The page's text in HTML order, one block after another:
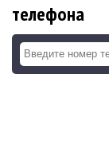
телефона